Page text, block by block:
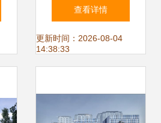
解析 楼盘详情、价
格优惠与专属咨询
查看详情
更新时间：2026-08-04
14:38:33